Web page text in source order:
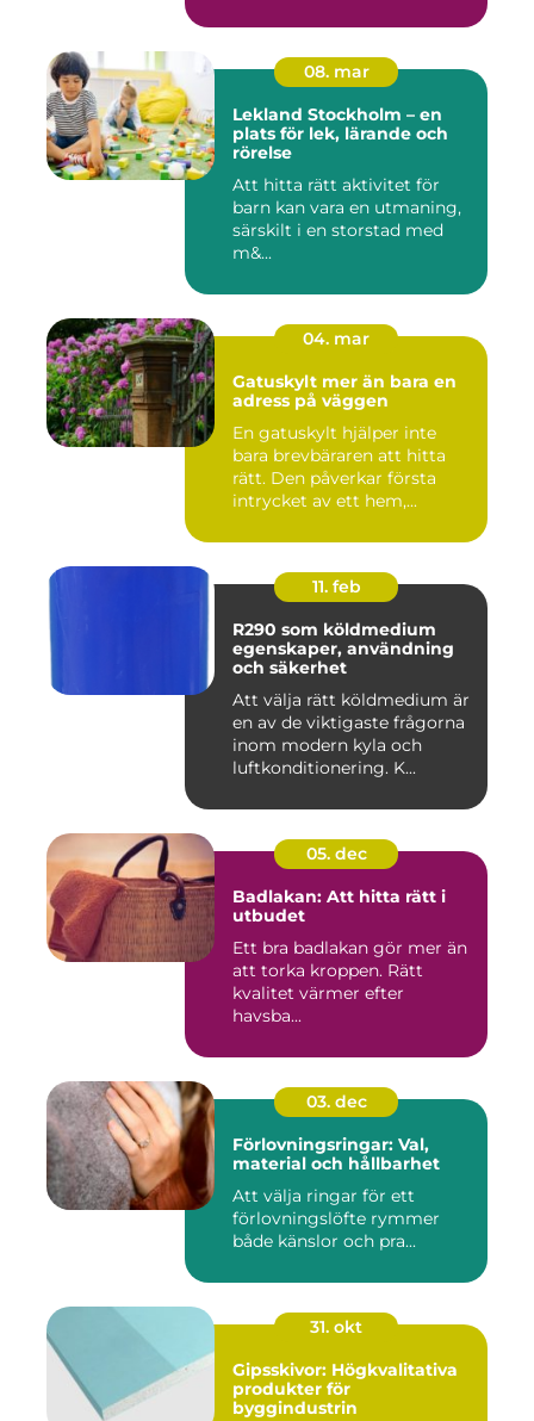
08. mar
Lekland Stockholm – en
plats för lek, lärande och
rörelse
Att hitta rätt aktivitet för
barn kan vara en utmaning,
särskilt i en storstad med
m&...
04. mar
Gatuskylt mer än bara en
adress på väggen
En gatuskylt hjälper inte
bara brevbäraren att hitta
rätt. Den påverkar första
intrycket av ett hem,...
11. feb
R290 som köldmedium
egenskaper, användning
och säkerhet
Att välja rätt köldmedium är
en av de viktigaste frågorna
inom modern kyla och
luftkonditionering. K...
05. dec
Badlakan: Att hitta rätt i
utbudet
Ett bra badlakan gör mer än
att torka kroppen. Rätt
kvalitet värmer efter
havsba...
03. dec
Förlovningsringar: Val,
material och hållbarhet
Att välja ringar för ett
förlovningslöfte rymmer
både känslor och pra...
31. okt
Gipsskivor: Högkvalitativa
produkter för
byggindustrin